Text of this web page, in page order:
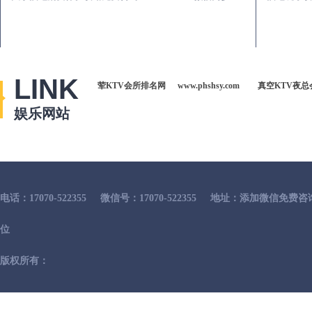
LINK
娱乐网站
荤KTV会所排名网 www.phshsy.com 真空KTV夜总
电话：17070-522355 微信号：17070-522355 地址：添加微信免费咨
位
版权所有：